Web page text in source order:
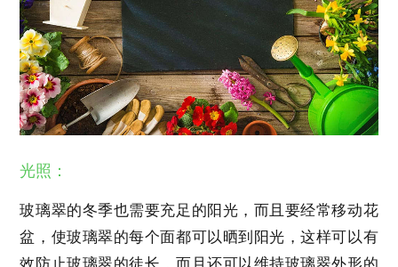
光照：
玻璃翠的冬季也需要充足的阳光，而且要经常移动花
盆，使玻璃翠的每个面都可以晒到阳光，这样可以有